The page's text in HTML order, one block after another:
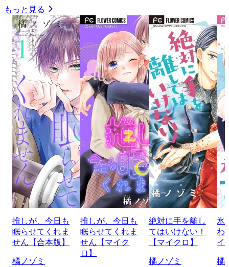
もっと見る
推しが、今日も
眠らせてくれま
せん【合本版】
橘ノゾミ
推しが、今日も
眠らせてくれま
せん【マイク
ロ】
絶対に手を離し
てはいけない！
【マイクロ】
橘ノゾミ
氷
わ
イ
橘